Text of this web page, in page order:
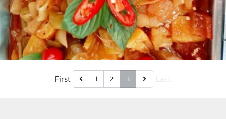
First 1 2 3